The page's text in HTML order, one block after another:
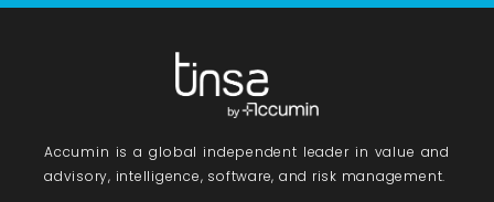
Accumin is a global independent leader in value and
advisory, intelligence, software, and risk management.